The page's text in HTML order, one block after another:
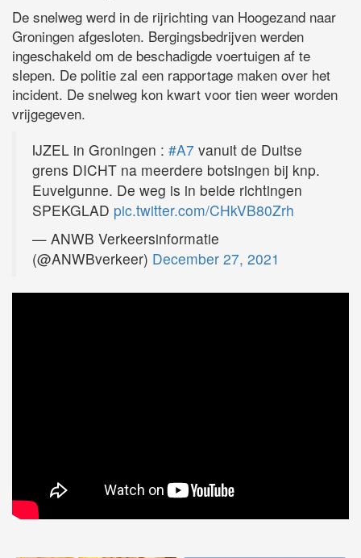
De snelweg werd in de rijrichting van Hoogezand naar
Groningen afgesloten. Bergingsbedrijven werden
ingeschakeld om de beschadigde voertuigen af te
slepen. De politie zal een rapportage maken over het
incident. De snelweg kon kwart voor tien weer worden
vrijgegeven.
IJZEL in Groningen : #A7 vanuit de Duitse
grens DICHT na meerdere botsingen bij knp.
Euvelgunne. De weg is in beide richtingen
SPEKGLAD pic.twitter.com/CHkVB80Zrh
— ANWB Verkeersinformatie
(@ANWBverkeer) December 27, 2021